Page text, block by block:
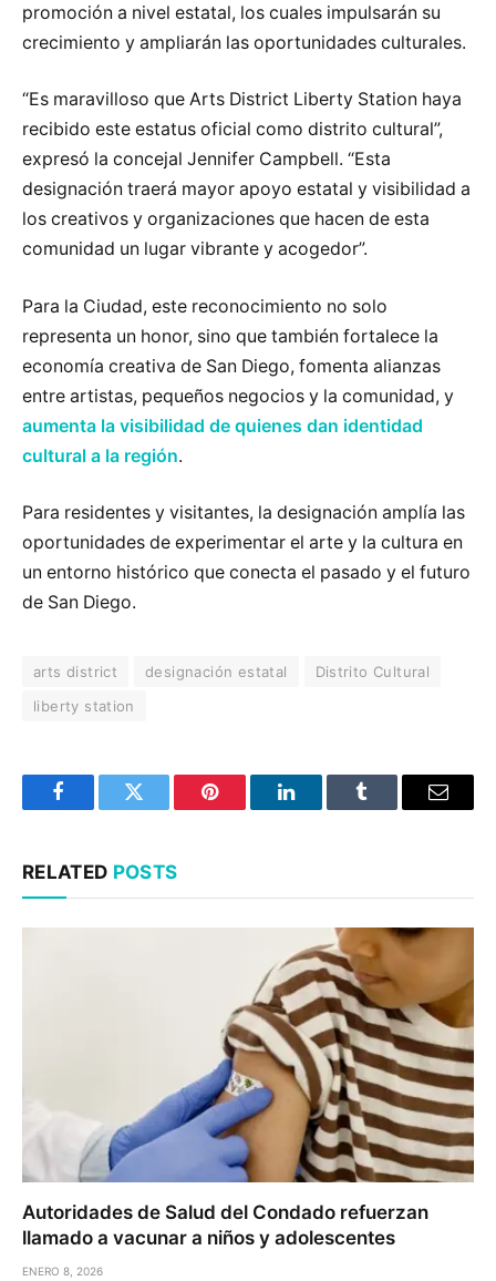
promoción a nivel estatal, los cuales impulsarán su
crecimiento y ampliarán las oportunidades culturales.
“Es maravilloso que Arts District Liberty Station haya
recibido este estatus oficial como distrito cultural”,
expresó la concejal Jennifer Campbell. “Esta
designación traerá mayor apoyo estatal y visibilidad a
los creativos y organizaciones que hacen de esta
comunidad un lugar vibrante y acogedor”.
Para la Ciudad, este reconocimiento no solo
representa un honor, sino que también fortalece la
economía creativa de San Diego, fomenta alianzas
entre artistas, pequeños negocios y la comunidad, y
aumenta la visibilidad de quienes dan identidad
cultural a la región.
Para residentes y visitantes, la designación amplía las
oportunidades de experimentar el arte y la cultura en
un entorno histórico que conecta el pasado y el futuro
de San Diego.
arts district designación estatal
Distrito Cultural
liberty station
FacebookTwitter Pinterest LinkedInTumblr Email
RELATED POSTS
Autoridades de Salud del Condado refuerzan
llamado a vacunar a niños y adolescentes
ENERO 8, 2026